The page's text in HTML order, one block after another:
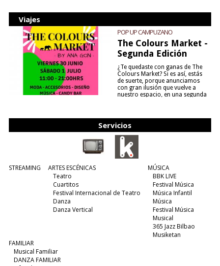
Viajes
POP UP CAMPUZANO
The Colours Market -
Segunda Edición
¿Te quedaste con ganas de The
Colours Market? Si es así, estás
de suerte, porque anunciamos
con gran ilusión que vuelve a
nuestro espacio, en una segunda
Servicios
STREAMING
ARTES ESCÉNICAS
Teatro
Cuartitos
Festival Internacional de Teatro
Danza
Danza Vertical
MÚSICA
BBK LIVE
Festival Música
Música Infantil
Música
Festival Música
Musical
365 Jazz Bilbao
Musiketan
FAMILIAR
Musical Familiar
DANZA FAMILIAR